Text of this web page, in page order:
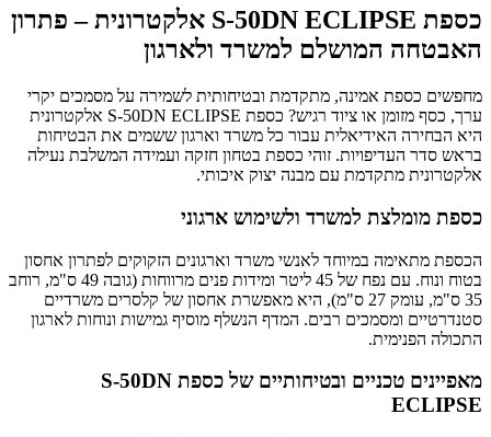
כספת S-50DN ECLIPSE אלקטרונית – פתרון
האבטחה המושלם למשרד ולארגון
מחפשים כספת אמינה, מתקדמת ובטיחותית לשמירה על מסמכים יקרי
ערך, כסף מזומן או ציוד רגיש? כספת S-50DN ECLIPSE אלקטרונית
היא הבחירה האידיאלית עבור כל משרד וארגון ששמים את הבטיחות
בראש סדר העדיפויות. זוהי כספת בטחון חזקה ועמידה המשלבת נעילה
אלקטרונית מתקדמת עם מבנה יצוק איכותי.
כספת מומלצת למשרד ולשימוש ארגוני
הכספת מתאימה במיוחד לאנשי משרד וארגונים הזקוקים לפתרון אחסון
בטוח ונוח. עם נפח של 45 ליטר ומידות פנים מרווחות (גובה 49 ס"מ, רוחב
35 ס"מ, עומק 27 ס"מ), היא מאפשרת אחסון של קלסרים משרדיים
סטנדרטיים ומסמכים רבים. המדף הנשלף מוסיף גמישות ונוחות לארגון
התכולה הפנימית.
מאפיינים טכניים ובטיחותיים של כספת S-50DN
ECLIPSE